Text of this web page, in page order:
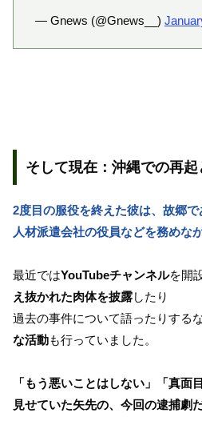
— Gnews (@Gnews__)
そして現在：沖縄での再
2度目の服役を終えた彼は、故郷で
人材派遣会社の役員などを務めな
最近ではYouTubeチャンネルを開
え抜かれた肉体を披露したり
過去の事件について語ったりするな
な活動も行っていました。
「もう悪いことはしない」「真面
見せていた矢先の、今回の逮捕劇